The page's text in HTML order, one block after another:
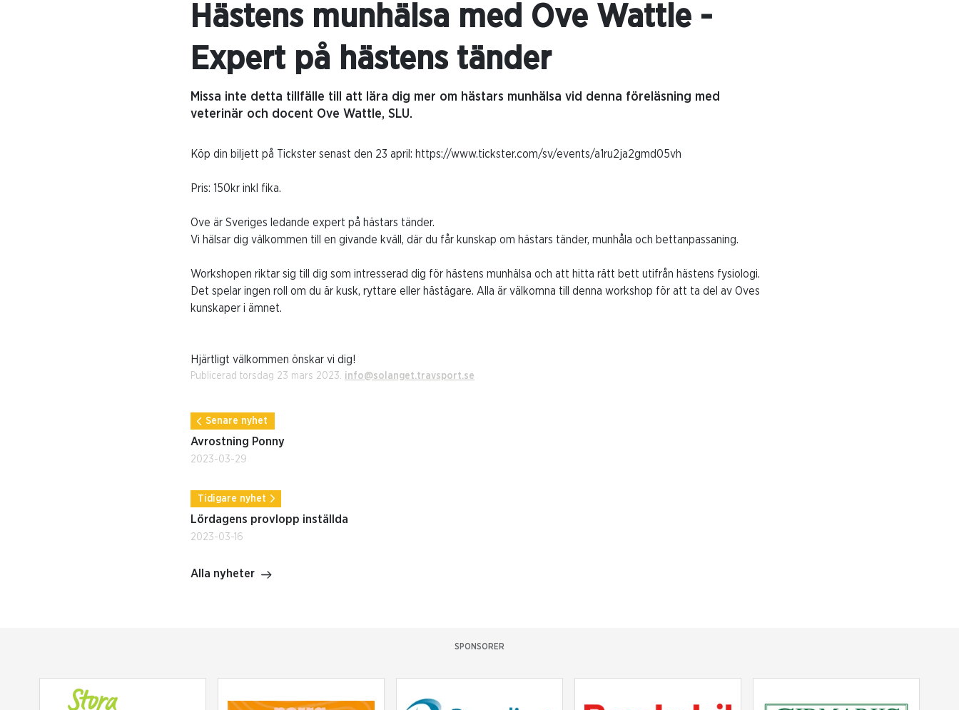
Hästens munhälsa med Ove Wattle -
Expert på hästens tänder
Missa inte detta tillfälle till att lära dig mer om hästars munhälsa vid denna föreläsning med
veterinär och docent Ove Wattle, SLU.
Köp din biljett på Tickster senast den 23 april: https://www.tickster.com/sv/events/a1ru2ja2gmd05vh
Pris: 150kr inkl fika.
Ove är Sveriges ledande expert på hästars tänder.
Vi hälsar dig välkommen till en givande kväll, där du får kunskap om hästars tänder, munhåla och bettanpassaning.
Workshopen riktar sig till dig som intresserad dig för hästens munhälsa och att hitta rätt bett utifrån hästens fysiologi.
Det spelar ingen roll om du är kusk, ryttare eller hästägare. Alla är välkomna till denna workshop för att ta del av Oves
kunskaper i ämnet.
Hjärtligt välkommen önskar vi dig!
Publicerad torsdag 23 mars 2023. info@solanget.travsport.se
Senare nyhet
Avrostning Ponny
2023-03-29
Tidigare nyhet
Lördagens provlopp inställda
2023-03-16
Alla nyheter
SPONSORER